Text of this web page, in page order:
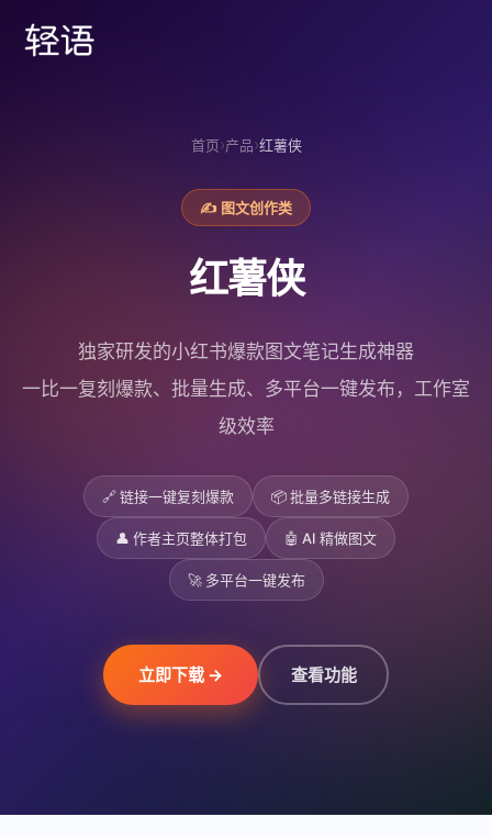
发展历程资质公示
首页›产品›红薯侠
✍️ 图文创作类
红薯侠
独家研发的小红书爆款图文笔记生成神器
一比一复刻爆款、批量生成、多平台一键发布，工作室
级效率
🔗 链接一键复刻爆款 📦 批量多链接生成
👤 作者主页整体打包 🤖 AI 精做图文
🚀 多平台一键发布
立即下载 → 查看功能